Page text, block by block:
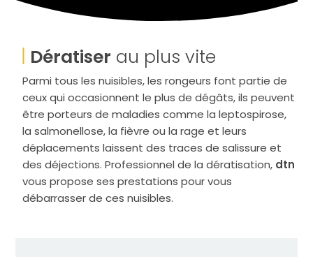
Dératiser au plus vite
Parmi tous les nuisibles, les rongeurs font partie de
ceux qui occasionnent le plus de dégâts, ils peuvent
être porteurs de maladies comme laleptospirose,
la salmonellose, la fièvre ou la rage etleurs
déplacements laissent des traces de salissure et
des déjections. Professionnel de la dératisation, dtn
vous propose ses prestations pour vous
débarrasser de ces nuisibles.